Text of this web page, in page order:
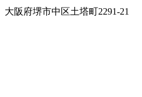
大阪府堺市中区土塔町2291-21